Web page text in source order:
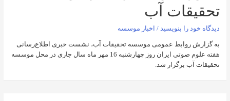
آب
بنویسید /اخبار موسسه
عمومی موسسه تحقیقات آب، نشست خبری اطلاع‌رسانی
هفته علوم صوتی ایران روز چهارشنبه 16 مهر ماه سال جاری در محل موسسه
برگزار شد.